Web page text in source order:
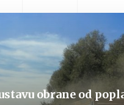
obrane od